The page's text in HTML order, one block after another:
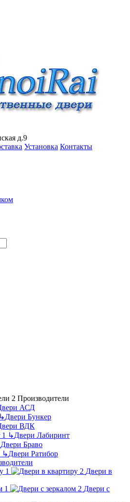
д.9
Установка Контакты
Производители
АСД
↳Двери Бункер
ВДК
↳Двери Лабиринт
Двери Браво
↳Двери Ратибор
Двери в
Двери с